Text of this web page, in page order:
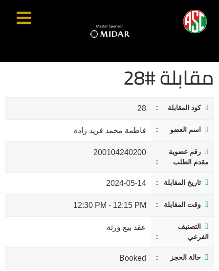
مقابلة #28
كود المقابلة 28
اسم العضو فاطمة محمد فريد زادة
رقم عضوية
مقدم الطلب
200104240200
تاريخ المقابلة 2024-05-14
وقت المقابلة 12:15 PM
-
12:30 PM
التصنيف
الفرعي
عقد بيع ورثة
حالة الحجز Booked